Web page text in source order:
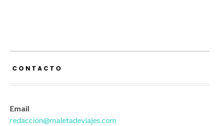
CONTACTO
Email
redaccion@maletadeviajes.com